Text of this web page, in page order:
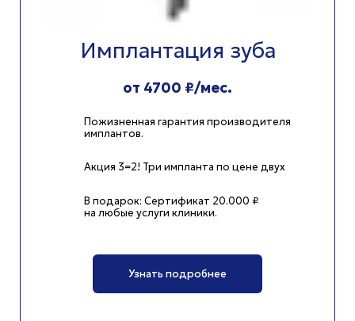
Имплантация зуба
от 4700 ₽/мес.
Пожизненная гарантия производителя
имплантов.
Акция 3=2! Три импланта по цене двух
В подарок: Сертификат 20.000 ₽
на любые услуги клиники.
Узнать подробнее